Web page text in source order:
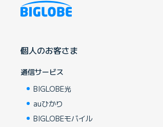
個人のお客さま
通信サービス
BIGLOBE光
auひかり
BIGLOBEモバイル